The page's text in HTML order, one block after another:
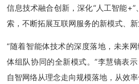
信息技术融合创新，深化“人工智能+”
索，不断拓展互联网服务的新模式、新
“随着智能体技术的深度落地，未来
体组队协同的全新模式。”李慧镝表
自智网络从理念走向规模落地，从效率